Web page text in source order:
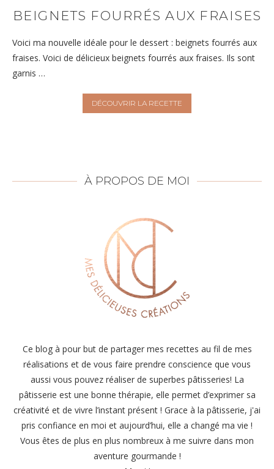
BEIGNETS FOURRÉS AUX FRAISES
Voici ma nouvelle idéale pour le dessert : beignets fourrés aux
fraises. Voici de délicieux beignets fourrés aux fraises. Ils sont
garnis …
DÉCOUVRIR LA RECETTE
À PROPOS DE MOI
Ce blog à pour but de partager mes recettes au fil de mes
réalisations et de vous faire prendre conscience que vous
aussi vous pouvez réaliser de superbes pâtisseries! La
pâtisserie est une bonne thérapie, elle permet d’exprimer sa
créativité et de vivre l’instant présent ! Grace à la pâtisserie, j'ai
pris confiance en moi et aujourd’hui, elle a changé ma vie !
Vous êtes de plus en plus nombreux à me suivre dans mon
aventure gourmande !